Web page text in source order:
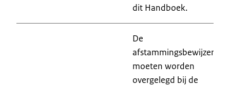
dit Handboek.
De
afstammingsbewijzen
moeten worden
overgelegd bij de